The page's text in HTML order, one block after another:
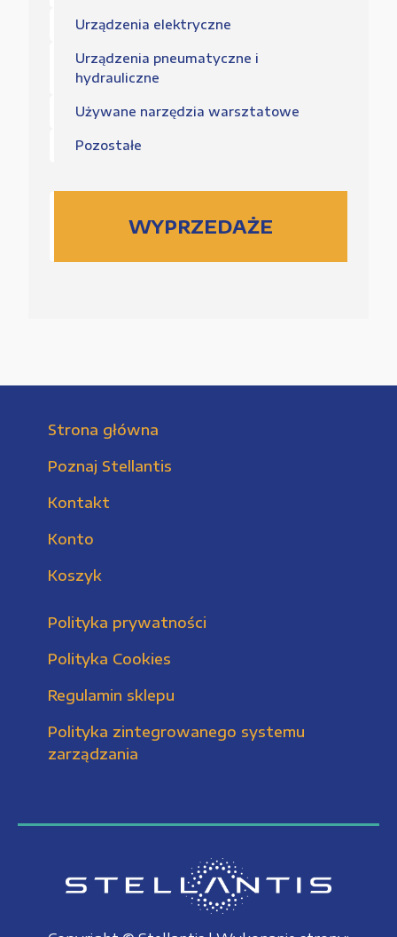
Urządzenia elektryczne
Urządzenia pneumatyczne i
hydrauliczne
Używane narzędzia warsztatowe
Pozostałe
WYPRZEDAŻE
Strona główna
Poznaj Stellantis
Kontakt
Konto
Koszyk
Polityka prywatności
Polityka Cookies
Regulamin sklepu
Polityka zintegrowanego systemu
zarządzania